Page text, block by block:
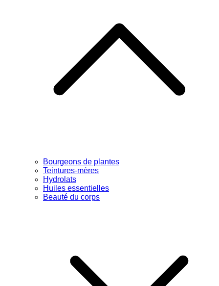
Bourgeons de plantes
Teintures-mères
Hydrolats
Huiles essentielles
Beauté du corps